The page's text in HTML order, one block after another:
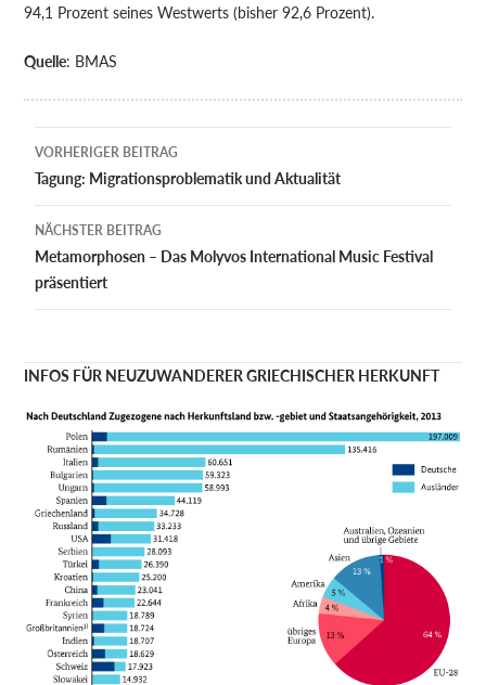
94,1 Prozent seines Westwerts (bisher 92,6 Prozent).
Quelle: BMAS
Beitragsnavigation
VORHERIGER BEITRAG
Tagung: Migrationsproblematik und Aktualität
NÄCHSTER BEITRAG
Metamorphosen – Das Molyvos International Music Festival
präsentiert
INFOS FÜR NEUZUWANDERER GRIECHISCHER HERKUNFT